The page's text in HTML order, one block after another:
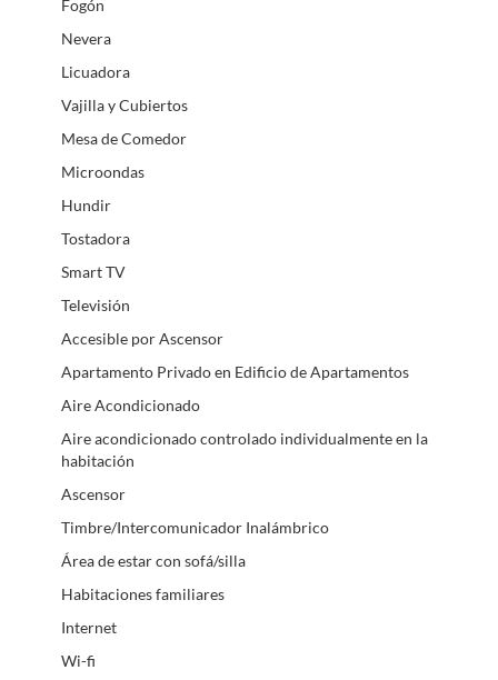
Fogón
Nevera
Licuadora
Vajilla y Cubiertos
Mesa de Comedor
Microondas
Hundir
Tostadora
Smart TV
Televisión
Accesible por Ascensor
Apartamento Privado en Edificio de Apartamentos
Aire Acondicionado
Aire acondicionado controlado individualmente en la
habitación
Ascensor
Timbre/Intercomunicador Inalámbrico
Área de estar con sofá/silla
Habitaciones familiares
Internet
Wi-fi